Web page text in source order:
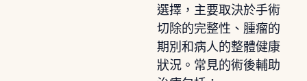
選擇，主要取決於手術
切除的完整性、腫瘤的
期別和病人的整體健康
狀況。常見的術後輔助